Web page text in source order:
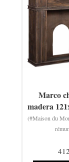
Marco
madera
(#Maison du